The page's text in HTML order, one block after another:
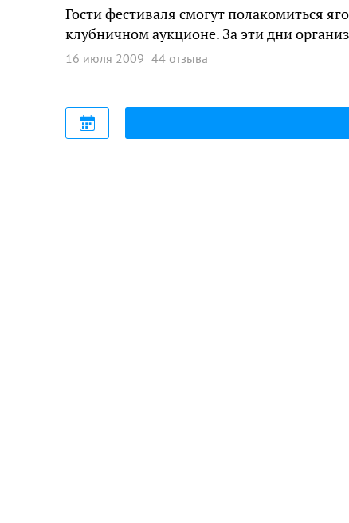
Гости фестиваля смогут полакомиться
клубничном аукционе. За эти дни
16 июля 2009 44 отзыва